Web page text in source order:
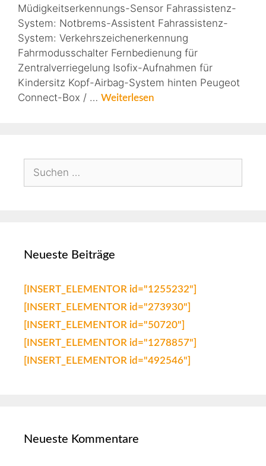
Müdigkeitserkennungs-Sensor Fahrassistenz-
System: Notbrems-Assistent Fahrassistenz-
System: Verkehrszeichenerkennung
Fahrmodusschalter Fernbedienung für
Zentralverriegelung Isofix-Aufnahmen für
Kindersitz Kopf-Airbag-System hinten Peugeot
Connect-Box / … Weiterlesen
Neueste Beiträge
[INSERT_ELEMENTOR id="1255232"]
[INSERT_ELEMENTOR id="273930"]
[INSERT_ELEMENTOR id="50720"]
[INSERT_ELEMENTOR id="1278857"]
[INSERT_ELEMENTOR id="492546"]
Neueste Kommentare